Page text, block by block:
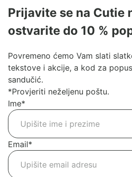
Prijavite se na Cutie
ostvarite do 10 %
Povremeno ćemo Vam slati
tekstove i akcije, a kod za
sandučić.
*Provjeriti neželjenu poštu.
Ime*
Email*